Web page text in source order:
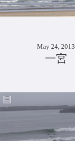
May 24, 2013
一宮